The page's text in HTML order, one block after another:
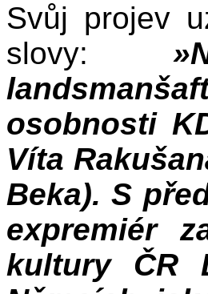
Svůj projev
slovy:
osobnosti
Víta
Beka). S
expremiér
kultury ČR